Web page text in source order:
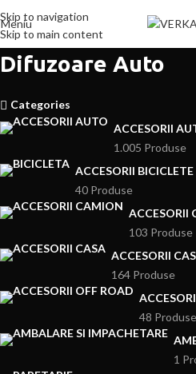
Skip to navigation
Skip to main content
Meniu
Difuzoare Auto
Categories
ACCESORII
1.005 Produse
ACCESORII BICICLETE
40 Produse
ACCESORII
103 Produse
ACCESORII
164 Produse
48 Produse
1